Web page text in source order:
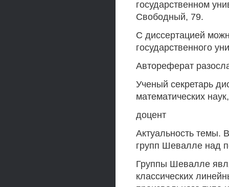
государственном
Свободный, 79.
С диссертацией
государственного
Автореферат
Ученый секретарь
математических наук,
доцент
Актуальность темы.
групп Шевалле над
Группы Шевалле
классических